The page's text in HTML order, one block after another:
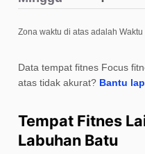
Zona waktu di atas adalah
Data tempat fitnes Focus
atas tidak akurat? Bantu
Tempat Fitnes
Labuhan Batu